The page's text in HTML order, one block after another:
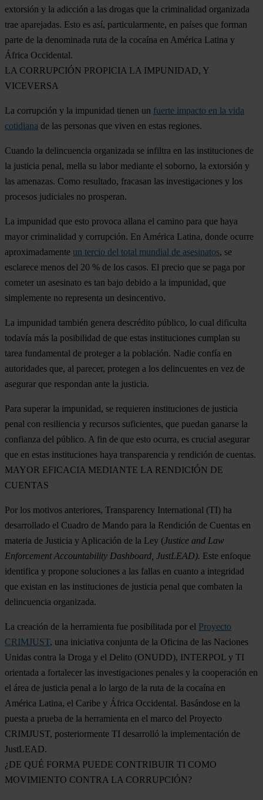
extorsión y la adicción a las drogas que la criminalidad organizada
trae aparejadas. Esto es así, particularmente, en países que forman
parte de la denominada ruta de la cocaína en América Latina y
África Occidental.
LA CORRUPCIÓN PROPICIA LA IMPUNIDAD, Y
VICEVERSA
La corrupción y la impunidad tienen un fuerte impacto en la vida
cotidiana de las personas que viven en estas regiones.
Cuando la delincuencia organizada se infiltra en las instituciones de
la justicia penal, mella su labor mediante el soborno, la extorsión y
las amenazas. Como resultado, fracasan las investigaciones y los
procesos judiciales no prosperan.
La impunidad que esto provoca allana el camino para que haya
mayor criminalidad y corrupción. En América Latina, donde ocurre
aproximadamente un tercio del total mundial de asesinatos, se
esclarece menos del 20 % de los casos. El precio que se paga por
cometer un asesinato es tan bajo debido a la impunidad, que
simplemente no representa un desincentivo.
La impunidad también genera descrédito público, lo cual dificulta
todavía más la posibilidad de que estas instituciones cumplan su
tarea fundamental de proteger a la población. Nadie confía en
autoridades que, al parecer, protegen a los delincuentes en vez de
asegurar que respondan ante la justicia.
Para superar la impunidad, se requieren instituciones de justicia
penal con resiliencia y recursos suficientes, que puedan ganarse la
confianza del público. A fin de que esto ocurra, es crucial asegurar
que en estas instituciones haya transparencia y rendición de cuentas.
MAYOR EFICACIA MEDIANTE LA RENDICIÓN DE
CUENTAS
Por los motivos anteriores, Transparency International (TI) ha
desarrollado el Cuadro de Mando para la Rendición de Cuentas en
materia de Justicia y Aplicación de la Ley (Justice and Law
Enforcement Accountability Dashboard, JustLEAD). Este enfoque
identifica y propone soluciones a las fallas en cuanto a integridad
que existan en las instituciones de justicia penal que combaten la
delincuencia organizada.
La creación de la herramienta fue posibilitada por el Proyecto
CRIMJUST, una iniciativa conjunta de la Oficina de las Naciones
Unidas contra la Droga y el Delito (ONUDD), INTERPOL y TI
orientada a fortalecer las investigaciones penales y la cooperación en
el área de justicia penal a lo largo de la ruta de la cocaína en
América Latina, el Caribe y África Occidental. Basándose en la
puesta a prueba de la herramienta en el marco del Proyecto
CRIMJUST, posteriormente TI desarrolló la implementación de
JustLEAD.
¿DE QUÉ FORMA PUEDE CONTRIBUIR TI COMO
MOVIMIENTO CONTRA LA CORRUPCIÓN?